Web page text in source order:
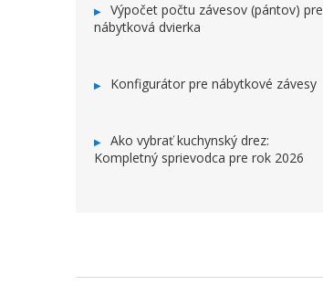
Výpočet počtu závesov (pántov) pre
nábytková dvierka
Konfigurátor pre nábytkové závesy
Ako vybrať kuchynský drez:
Kompletný sprievodca pre rok 2026